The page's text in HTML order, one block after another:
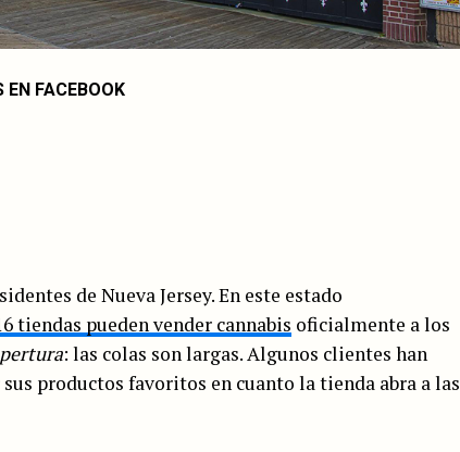
EN FACEBOOK
de Nueva Jersey. En este estado
tiendas pueden vender cannabis oficialmente a los
: las colas son largas. Algunos clientes han
productos favoritos en cuanto la tienda abra a las